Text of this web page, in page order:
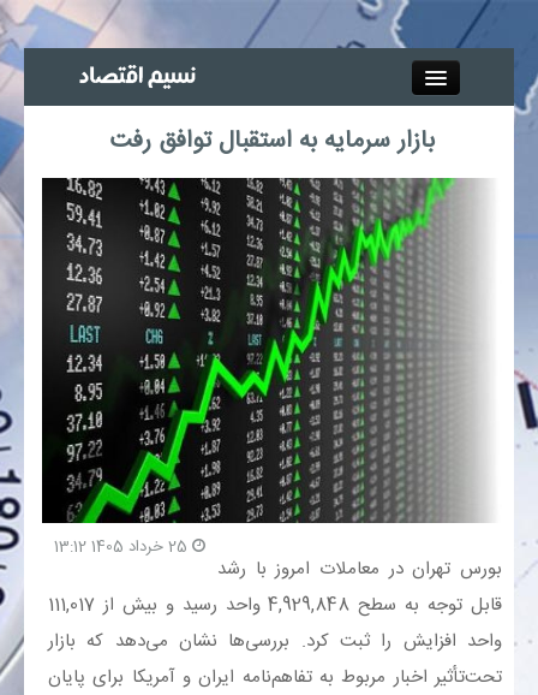
جذب خبرنگار
آگهی استخدام
پیوند‌ها
چند رسانه‌ای
اجتماعی
بانک
بازار سرمایه به استقبال توافق رفت
بورس تهران در معاملات امروز با رشد
قابل توجه به سطح 4,929,848 واحد رسید و بیش از 111,017
واحد افزایش را ثبت کرد. بررسی‌ها نشان می‌دهد که بازار
تحت‌تأثیر اخبار مربوط به تفاهم‌نامه ایران و آمریکا برای پایان